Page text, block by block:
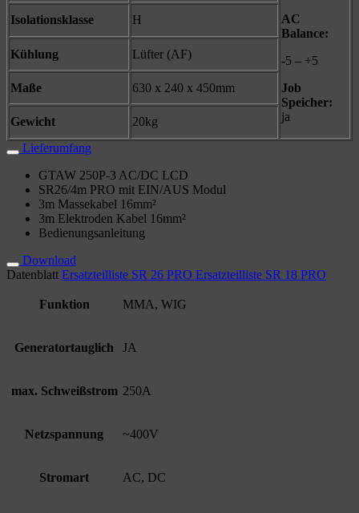
AC
Balance:
-5 – +5
Job
Speicher:
ja
Isolationsklasse H
Kühlung Lüfter (AF)
Maße 630 x 240 x 450mm
Gewicht
20kg
Lieferumfang
GTAW 250P-3 AC/DC LCD
SR26/4m PRO mit EIN/AUS Modul
3m Massekabel 16mm²
3m Elektroden Kabel 16mm²
Bedienungsanleitung
Download
Datenblatt Ersatzteilliste SR 26 PRO Ersatzteilliste SR 18 PRO
Funktion MMA, WIG
Generatortauglich JA
max. Schweißstrom 250A
Netzspannung ~400V
Stromart AC, DC